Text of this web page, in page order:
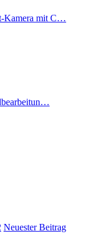
Kamera mit C…
Neuester Beitrag